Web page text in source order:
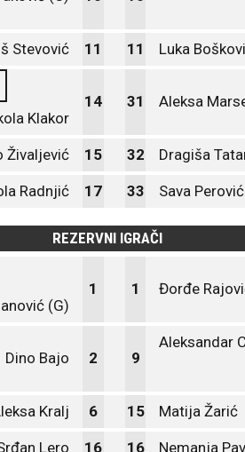
Stevović 11 11 Luka
Klakor
14 31 Aleksa
Živaljević 15 32 Dragiša
Radnjić 17 33 Sava Perović
REZERVNI IGRAČI
(G)
1 1 Đorđe
Dino Bajo 2 9
Aleksandar
Kralj 6 15 Matija Žarić
Lero 16 16 Nemanja